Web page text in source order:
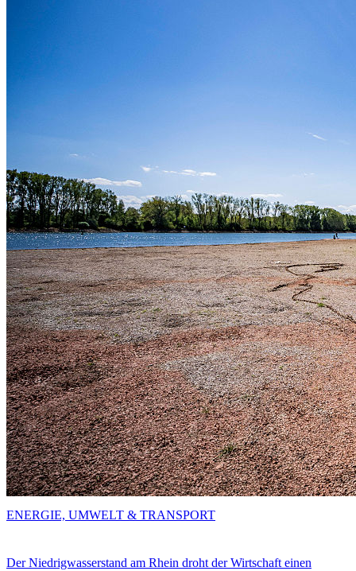
Der Niedrigwasserstand am Rhein droht der Wirtschaft einen
ENERGIE, UMWELT & TRANSPORT